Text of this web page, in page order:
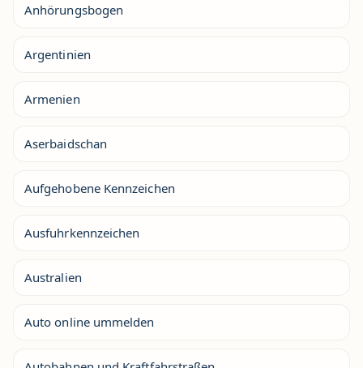
Anhörungsbogen
Argentinien
Armenien
Aserbaidschan
Aufgehobene Kennzeichen
Ausfuhrkennzeichen
Australien
Auto online ummelden